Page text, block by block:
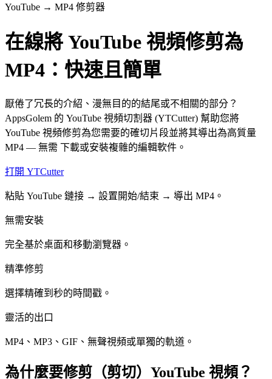
YouTube → MP4 修剪器
在線將 YouTube 視頻修剪為
MP4：快速且簡單
厭倦了冗長的介紹、漫無目的的結尾或不相關的部分？
AppsGolem 的 YouTube 視頻切割器 (YTCutter) 幫助您將
YouTube 視頻修剪為您需要的確切片段並將其導出為高質量
MP4 — 無需 下載或安裝複雜的編輯軟件。
打開 YTCutter
粘貼 YouTube 鏈接 → 設置開始/結束 → 導出 MP4。
無需安裝
完全基於桌面和移動瀏覽器。
精準修剪
選擇精確到秒的時間戳。
靈活的出口
MP4、MP3、GIF、無聲視頻或單獨的軌道。
為什麼要修剪（剪切）YouTube 視頻？